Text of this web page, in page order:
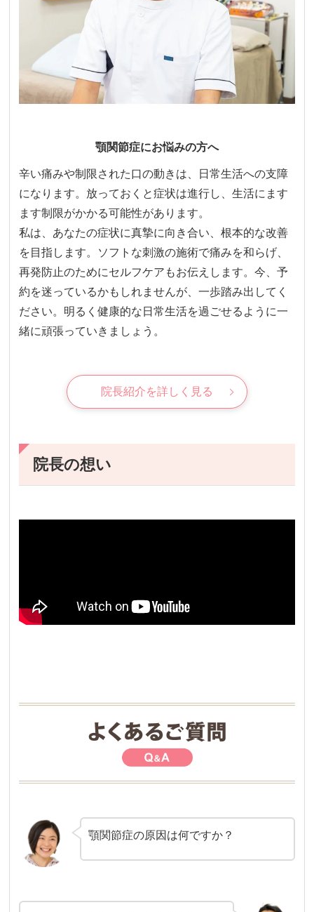
顎関節症にお悩みの方へ
辛い痛みや制限された口の動きは、日常生活への支障
になります。放っておくと症状は進行し、生活にます
ます制限がかかる可能性があります。
私は、あなたの症状に真摯に向き合い、根本的な改善
を目指します。ソフトな刺激の施術で痛みを和らげ、
再発防止のためにセルフケアもお伝えします。今、予
約を迷っているかもしれませんが、一歩踏み出してく
ださい。明るく健康的な日常生活を過ごせるように一
緒に頑張っていきましょう。
院長紹介を詳しく見る
院長の想い
顎関節症の原因は何ですか？